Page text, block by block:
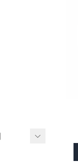
聯名款